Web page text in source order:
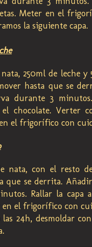
Meter en el
la siguiente capa.
250ml de leche
hasta que se
durante 3
chocolate. Verter
el frigorífico con
nata, con el resto
que se derrita.
Rallar la capa
el frigorífico con
las 24h, desmoldar